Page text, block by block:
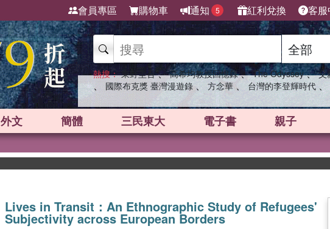
會員專區 購物車 通知 5 紅利兌換 客
熱搜： 東野圭吾 、 高希均教授回憶錄 、 The Odyssey 、 父
、 國際布克獎 臺灣漫遊錄 、 方念華 、 台灣的李登輝時代 、
外文 簡體 三民東大 電子書 親子
Lives in Transit：An Ethnographic Study of Refugees'
Subjectivity across European Borders